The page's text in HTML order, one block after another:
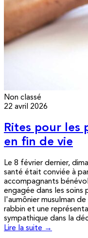
Non classé
22 avril 2026
Rites pour les
en fin de vie
Le 8 février dernier,
santé était conviée à
accompagnants
engagée dans les soins
l'aumônier musulman
rabbin et une
sympathique dans la
Lire la suite →